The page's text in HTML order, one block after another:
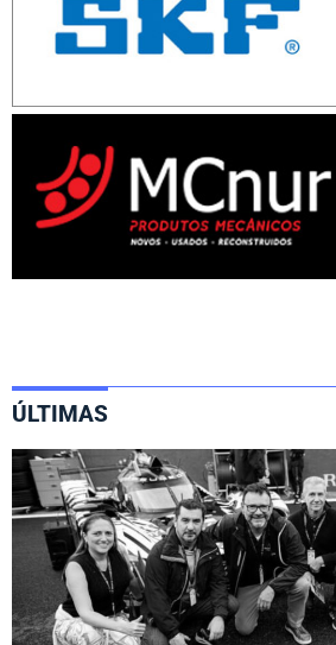
ÚLTIMAS